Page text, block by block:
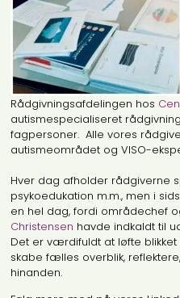
Rådgivningsafdelingen hos
autismespecialiseret
fagpersoner. Alle vores
autismeområdet og VISO-
Hver dag afholder rådgiverne
psykoedukation m.m., men i
en hel dag, fordi områdechef
Christensen havde indkaldt til
Det er værdifuldt at løfte blikket
skabe fælles overblik,
hinanden.